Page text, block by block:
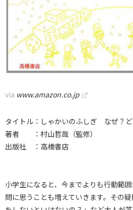
via www.amazon.co.jp
タイトル：しゃかいのふしぎ なぜ？
著者 ：村山哲哉（監修）
出版社 ：高橋書店
小学生になると、今までよりも行動範
問に思うことも増えていきます。その